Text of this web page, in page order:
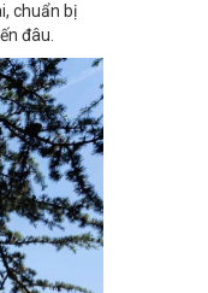
chuẩn bị
đâu.